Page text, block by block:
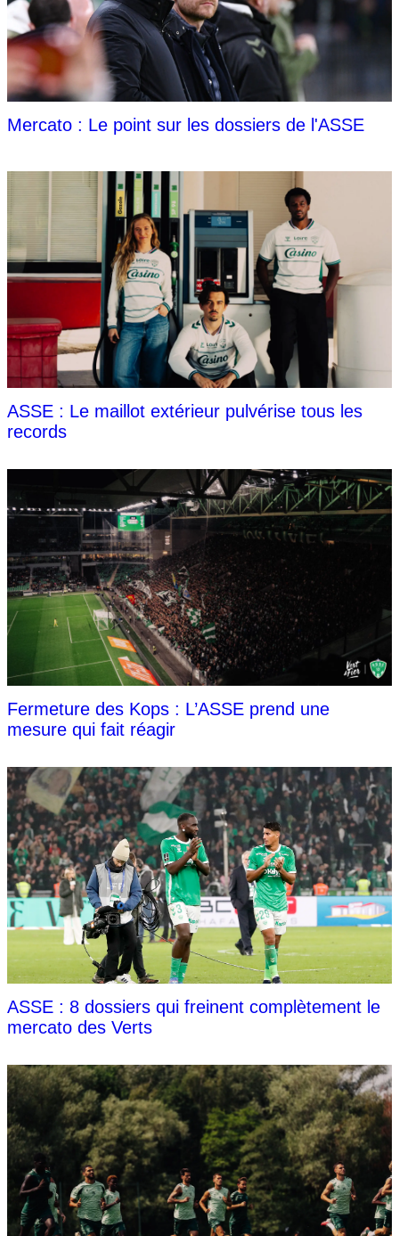
Mercato : Le point sur les dossiers de l'ASSE
ASSE : Le maillot extérieur pulvérise tous les
records
Fermeture des Kops : L’ASSE prend une
mesure qui fait réagir
ASSE : 8 dossiers qui freinent complètement le
mercato des Verts